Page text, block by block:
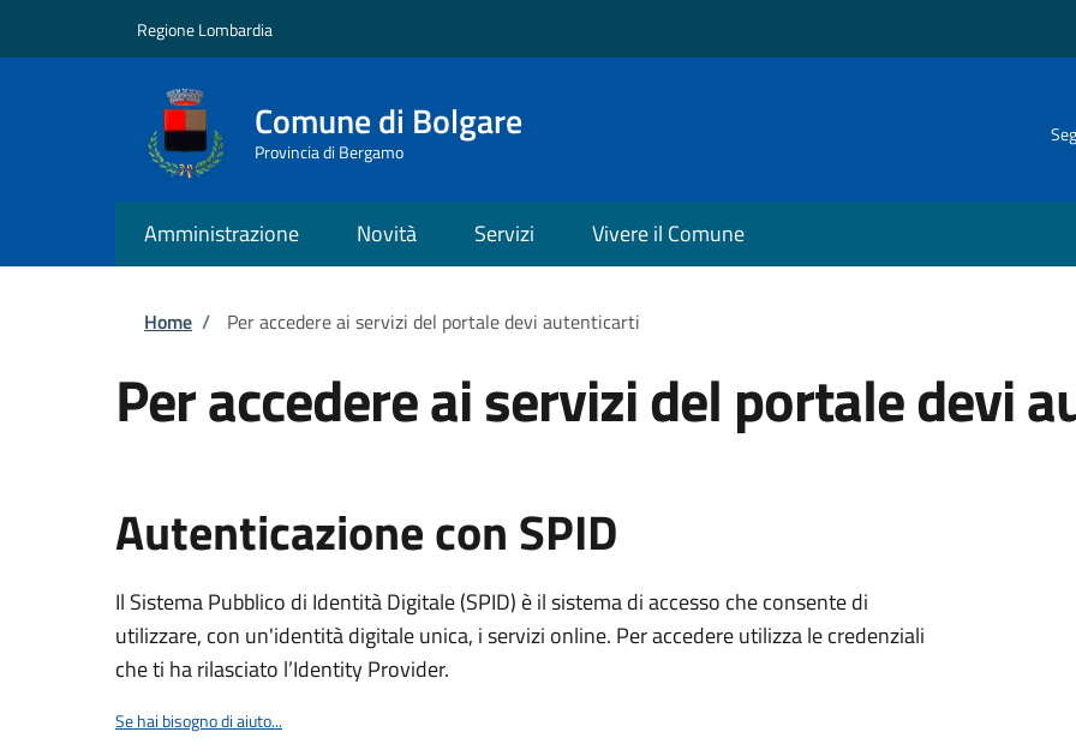
Regione Lombardia
Comune di Bolgare
Provincia di Bergamo
Amministrazione Novità Servizi Vivere il Comune
Briciole di pane
Home / Per accedere ai servizi del portale devi autenticarti
Per accedere ai servizi del portale devi
Autenticazione con SPID
Il Sistema Pubblico di Identità Digitale (SPID) è il sistema di accesso che consente di
utilizzare, con un'identità digitale unica, i servizi online. Per accedere utilizza le credenziali
che ti ha rilasciato l’Identity Provider.
Se hai bisogno di aiuto...